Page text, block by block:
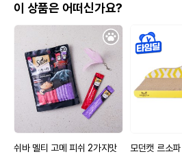
이 상품은 어떠신가요?
쉬바 멜티 고메 피쉬 2가지맛
모던캣 르소